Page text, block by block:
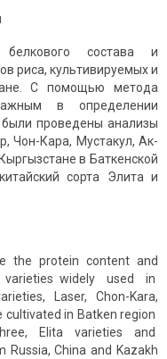
состава и
риса, культивируемых и
С помощью метода
в определении
проведены анализы
Чон-Кара, Мустакул, Ак-
в Баткенской
сорта Элита и
the ​protein content​ and
​widely used in
Laser, Chon-Kara,
​cultivated ​in Batken region
Elita varieties and
​Chin​a​ and Kazakh​